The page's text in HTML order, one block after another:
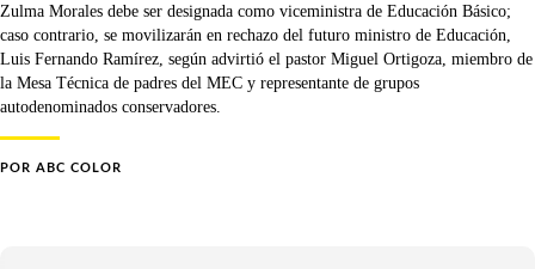
Zulma Morales debe ser designada como viceministra de Educación Básico;
caso contrario, se movilizarán en rechazo del futuro ministro de Educación,
Luis Fernando Ramírez, según advirtió el pastor Miguel Ortigoza, miembro de
la Mesa Técnica de padres del MEC y representante de grupos
autodenominados conservadores.
POR ABC COLOR